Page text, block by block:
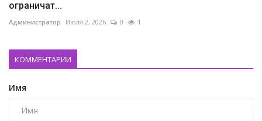
ограничат...
Администратор Июля 2, 2026 0 1
КОММЕНТАРИИ
Имя